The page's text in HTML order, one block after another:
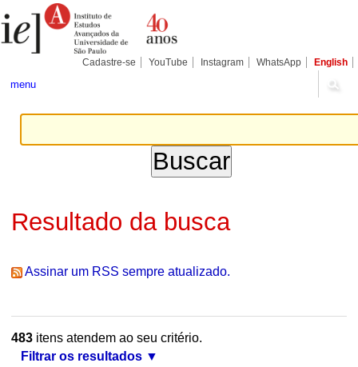
para
conteúdo.
Pessoais
Cadastre-se YouTube Instagram WhatsApp English
menu
Resultado da busca
Assinar um RSS sempre atualizado.
483itens atendem ao seu critério.
Filtrar os resultados